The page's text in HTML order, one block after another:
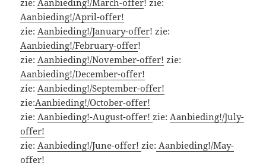
zie:Aanbieding!/March-offer! zie:
Aanbieding!/April-offer!
zie:Aanbieding!/January-offer! zie:
Aanbieding!/February-offer!
zie:Aanbieding!/November-offer! zie:
Aanbieding!/December-offer!
zie:Aanbieding!/September-offer!
zie:Aanbieding!/October-offer!
zie:Aanbieding!-August-offer!zie:Aanbieding!/July-
offer!
zie:Aanbieding!/June-offer!zie: Aanbieding!/May-
offer!